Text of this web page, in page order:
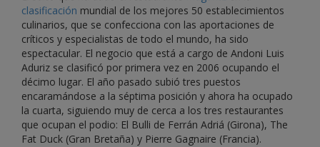
clasificación mundial de los mejores 50 establecimientos
culinarios, que se confecciona con las aportaciones de
críticos y especialistas de todo el mundo, ha sido
espectacular. El negocio que está a cargo de Andoni Luis
Aduriz se clasificó por primera vez en 2006 ocupando el
décimo lugar. El año pasado subió tres puestos
encaramándose a la séptima posición y ahora ha ocupado
la cuarta, siguiendo muy de cerca a los tres restaurantes
que ocupan el podio: El Bulli de Ferrán Adriá (Girona), The
Fat Duck (Gran Bretaña) y Pierre Gagnaire (Francia).